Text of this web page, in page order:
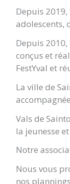
Depuis
adolescents,
Depuis 2010,
conçus et
FestYval et
La ville de
Vals de
la jeunesse
Notre
Nous vous
nos